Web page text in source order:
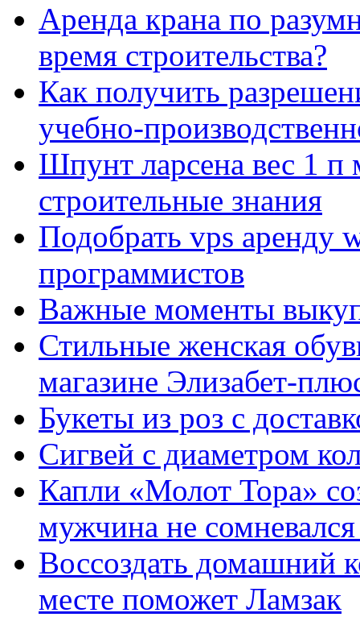
Аренда крана по
время строительства?
Как получить
учебно-
Шпунт ларсена вес 1 п
строительные знания
Подобрать vps аренду
программистов
Важные моменты
Стильные женская
магазине Элизабет-
Букеты из роз с
Сигвей с диаметром
Капли «Молот Тора»
мужчина не
Воссоздать домашний
месте поможет Ламзак